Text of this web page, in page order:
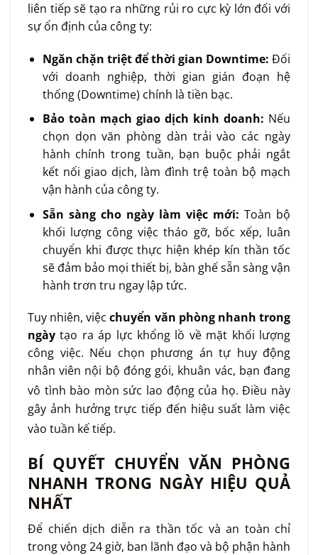
liên tiếp sẽ tạo ra những rủi ro cực kỳ lớn đối với
sự ổn định của công ty:
Ngăn chặn triệt để thời gian Downtime: Đối
với doanh nghiệp, thời gian gián đoạn hệ
thống (Downtime) chính là tiền bạc.
Bảo toàn mạch giao dịch kinh doanh: Nếu
chọn dọn văn phòng dàn trải vào các ngày
hành chính trong tuần, bạn buộc phải ngắt
kết nối giao dịch, làm đình trệ toàn bộ mạch
vận hành của công ty.
Sẵn sàng cho ngày làm việc mới: Toàn bộ
khối lượng công việc tháo gỡ, bốc xếp, luân
chuyển khi được thực hiện khép kín thần tốc
sẽ đảm bảo mọi thiết bị, bàn ghế sẵn sàng vận
hành trơn tru ngay lập tức.
Tuy nhiên, việcchuyển văn phòng nhanh trong
ngày tạo ra áp lực khổng lồ về mặt khối lượng
công việc. Nếu chọn phương án tự huy động
nhân viên nội bộ đóng gói, khuân vác, bạn đang
vô tình bào mòn sức lao động của họ. Điều này
gây ảnh hưởng trực tiếp đến hiệu suất làm việc
vào tuần kế tiếp.
BÍ QUYẾT CHUYỂN VĂN PHÒNG
NHANH TRONG NGÀY HIỆU QUẢ
NHẤT
Để chiến dịch diễn ra thần tốc và an toàn chỉ
trong vòng 24 giờ, ban lãnh đạo và bộ phận hành